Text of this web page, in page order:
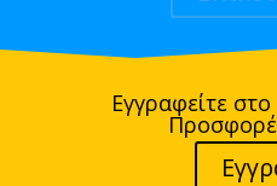
Εγγραφείτε